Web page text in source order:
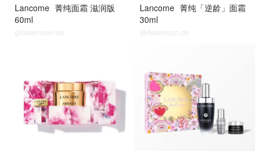
Lancome 菁纯面霜 滋润版
60ml
@dealmoon.de
Lancome 菁纯「逆龄」面霜
30ml
@dealmoon.de